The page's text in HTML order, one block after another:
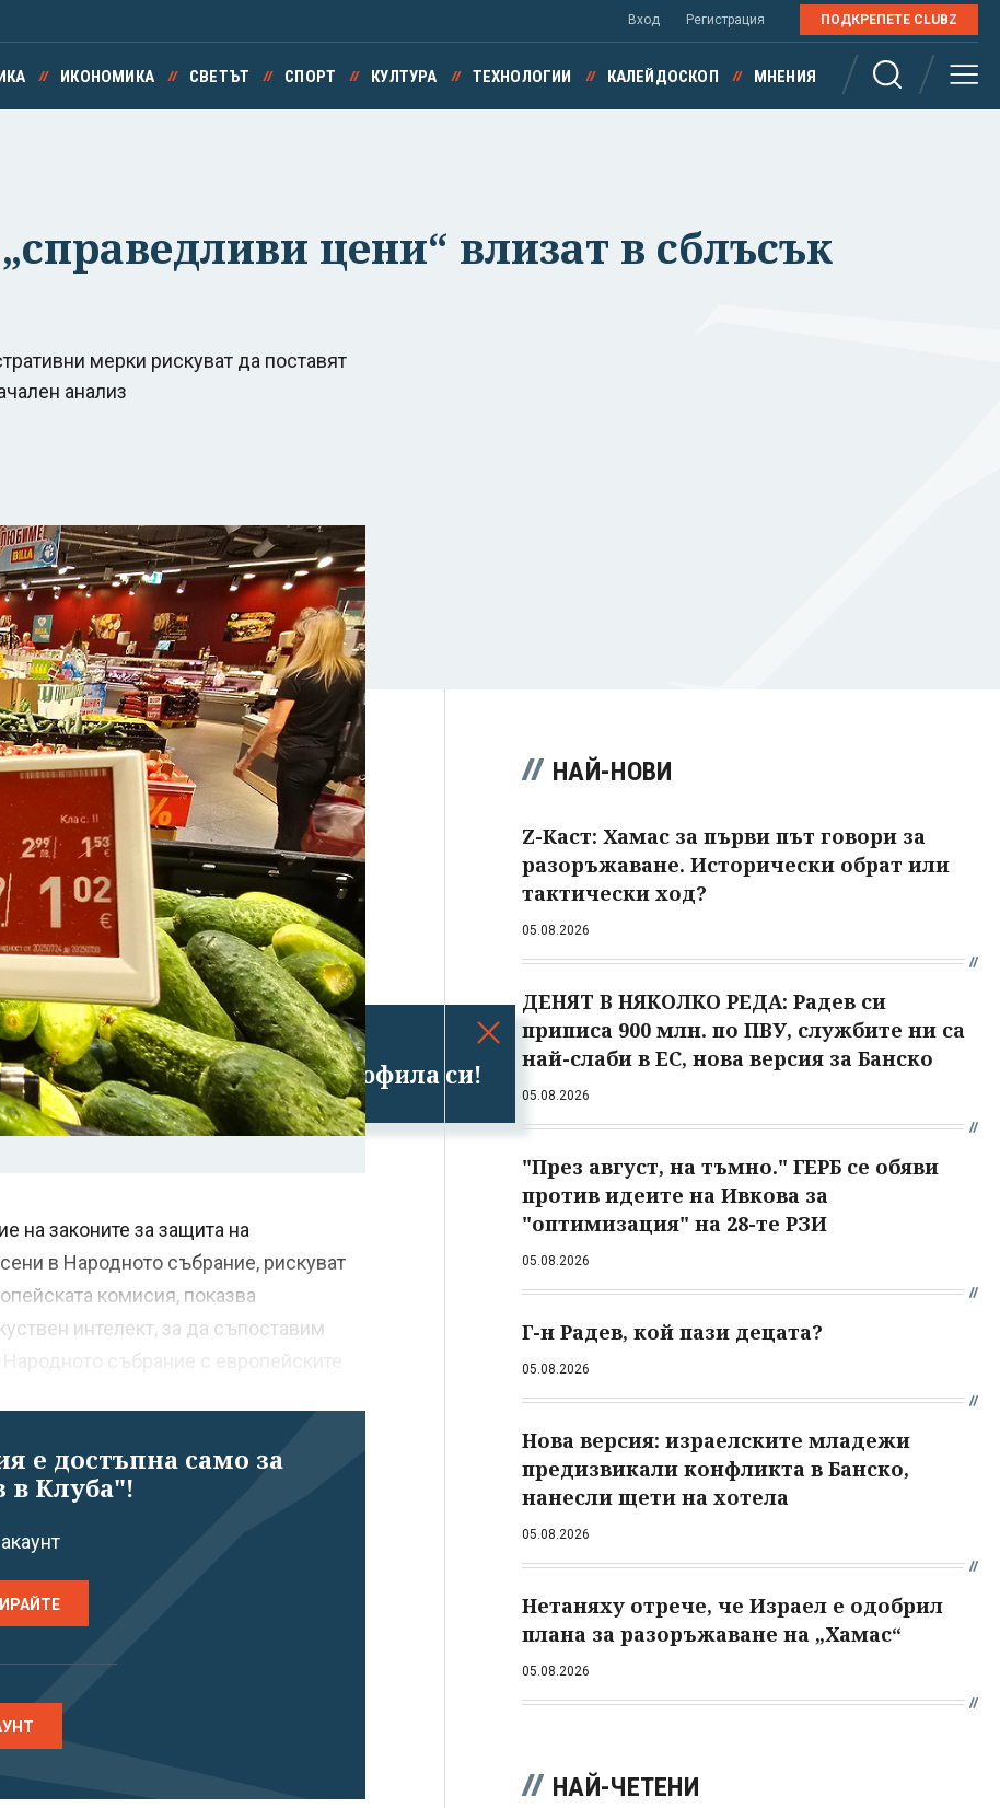
Успешно излязохте от профила си!
Вход Регистрация ПОДКРЕПЕТЕ CLUBZ
ИКОНОМИКА СВЕТЪТ СПОРТ КУЛТУРА ТЕХНОЛОГИИ КАЛЕЙДОСКОП МНЕНИЯ
цени“ влизат в сблъсък
мерки рискуват да поставят
анализ
на законите за защита на
в Народното събрание, рискуват
комисия, показва
интелект, за да съпоставим
събрание с европейските
е достъпна само за
в Клуба"!
НАЙ-НОВИ
Z-Каст: Хамас за първи път говори за
разоръжаване. Исторически обрат или
тактически ход?
05.08.2026
ДЕНЯТ В НЯКОЛКО РЕДА: Радев си
приписа 900 млн. по ПВУ, службите ни са
най-слаби в ЕС, нова версия за Банско
05.08.2026
"През август, на тъмно." ГЕРБ се обяви
против идеите на Ивкова за
"оптимизация" на 28-те РЗИ
05.08.2026
Г-н Радев, кой пази децата?
05.08.2026
Нова версия: израелските младежи
предизвикали конфликта в Банско,
нанесли щети на хотела
05.08.2026
Нетаняху отрече, че Израел е одобрил
плана за разоръжаване на „Хамас“
05.08.2026
НАЙ-ЧЕТЕНИ